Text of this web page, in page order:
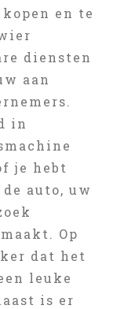
en te
diensten
aan
in
je hebt
auto, uw
Op
dat het
leuke
is er